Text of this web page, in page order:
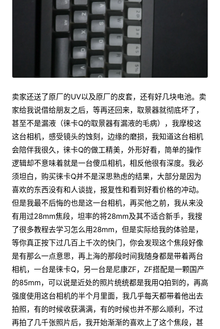
卖家还送了原厂的UV以及原厂的皮套，还有好几块电池。卖
家给我说借给朋友之后，等再还回来，取景器就彻底坏了，
甚至不是漏液（徕卡Q的取景器有漏液的毛病），我摩梭这
这台相机，感受镜头的蚀刻，边缘的磨损，我知道这台相机
会陪伴我很久，徕卡Q的做工精美，外形好看，简单的操作
逻辑却不意味着就是一台傻瓜相机，相反他很有深度。我必
须坦白，购买徕卡Q并不是深思熟虑的结果，大部分是因为
喜欢的东西没有和人谈拢，报复性和看到好看价格的冲动。
但是我最不后悔的也是这一台相机，再买他之前，我从来没
有用过28mm焦段，坦率的将28mm及其不适合新手，我搜
了很多教程去学习怎么用28mm，但是实际给我的体验是，
等你真正按下过几百上千次的快门，你会发现这个焦段好像
是有那么一点意思，再上海的那段时间我随身都是带着两台
相机，一台是徕卡Q，另一台是尼康ZF，ZF搭配是一颗国产
的85mm，可以说是近处的照片统统都是我用Q拍到的，再高
强度使用这台相机的半个月里面，我几乎每天都带着他出去
拍照，有的时候收获满满，有的时候也并不那么顺利，不过
再拍了几千张照片后，我开始渐渐的喜欢上了这个焦段，甚